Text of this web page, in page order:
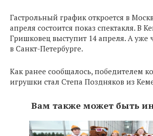
Гастрольный график откроется в
апреля состоится показ спектакля. В
Гришковец выступит 14 апреля. А уже
в Санкт-Петербурге.
Как ранее сообщалось, победителем
игрушки стал Степа Поздняков из
Вам также может быть